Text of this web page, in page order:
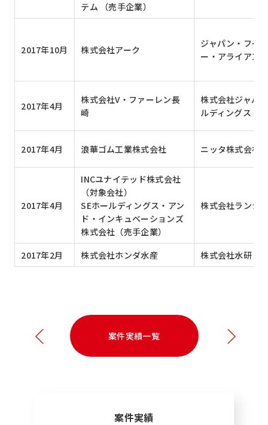
テム （売手企業）
2017年10月 株式会社アーク
ジャパン・フー
ー・アライアン
2017年4月
株式会社V・ファーレン長
崎
株式会社ジャパ
ルディングス
2017年4月 浪華ゴム工業株式会社 ニッタ株式会社
2017年4月
INCユナイテッド株式会社
（対象会社）
SEホールディングス・アン
ド・インキュベーションズ
株式会社（売手企業）
株式会社ランシ
2017年2月 株式会社ホンダ水産 株式会社水研
案件実績一覧
案件実績